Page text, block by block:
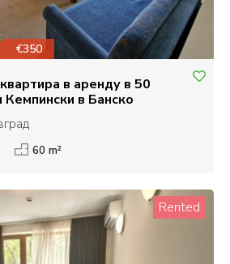
€350
в аренду в 50
в Банско
60 m²
Rented